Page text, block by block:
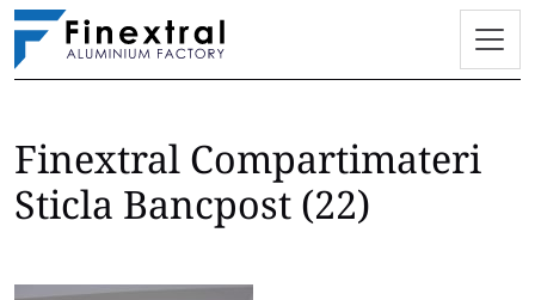
Skip
to
content
Finextral Compartimateri
Sticla Bancpost (22)